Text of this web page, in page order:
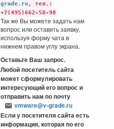
grade.ru , тел.:
+7(495)662-58-98
Так же Вы можете задать нам
вопрос или оставить заявку,
используя форму чата в
нижнем правом углу экрана.
Оставьте Ваш запрос.
Любой посетитель сайта
может сформулировать
интересующий его вопрос и
отправить нам по почту
vmware@v-grade.ru
Если у посетителя сайта есть
информация, которая по его